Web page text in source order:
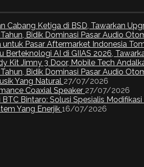
Cabang Ketiga di BSD, Tawarkan
Bidik Dominasi Pasar Audio
Pasar Aftermarket Indonesia
Berteknologi AI di GIIAS 2026,
Kit Jimny 3 Door, Mobile Tech
Bidik Dominasi Pasar Audio
Yang Natural 27/07/2026
Coaxial Speaker 27/07/2026
Bintaro: Solusi Spesialis
Yang Enerjik 16/07/2026